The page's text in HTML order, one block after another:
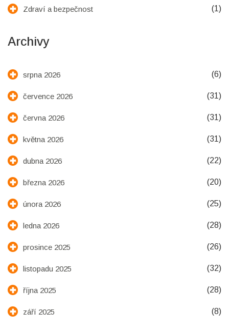
Zdraví a bezpečnost (1)
Archivy
srpna 2026 (6)
července 2026 (31)
června 2026 (31)
května 2026 (31)
dubna 2026 (22)
března 2026 (20)
února 2026 (25)
ledna 2026 (28)
prosince 2025 (26)
listopadu 2025 (32)
října 2025 (28)
září 2025 (8)